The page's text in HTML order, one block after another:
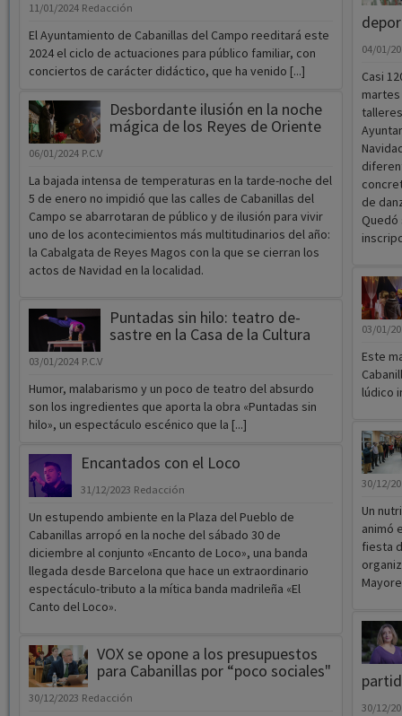
11/01/2024 Redacción
El Ayuntamiento de Cabanillas del Campo reeditará este
2024 el ciclo de actuaciones para público familiar, con
conciertos de carácter didáctico, que ha venido [...]
Desbordante ilusión en la noche
mágica de los Reyes de Oriente
06/01/2024 P.C.V
La bajada intensa de temperaturas en la tarde-noche del
5 de enero no impidió que las calles de Cabanillas del
Campo se abarrotaran de público y de ilusión para vivir
uno de los acontecimientos más multitudinarios del año:
la Cabalgata de Reyes Magos con la que se cierran los
actos de Navidad en la localidad.
Puntadas sin hilo: teatro de-
sastre en la Casa de la Cultura
03/01/2024 P.C.V
Humor, malabarismo y un poco de teatro del absurdo
son los ingredientes que aporta la obra «Puntadas sin
hilo», un espectáculo escénico que la [...]
Encantados con el Loco
31/12/2023 Redacción
Un estupendo ambiente en la Plaza del Pueblo de
Cabanillas arropó en la noche del sábado 30 de
diciembre al conjunto «Encanto de Loco», una banda
llegada desde Barcelona que hace un extraordinario
espectáculo-tributo a la mítica banda madrileña «El
Canto del Loco».
VOX se opone a los presupuestos
para Cabanillas por “poco sociales"
30/12/2023 Redacción
04/01/
Casi
de
03/01/
Este
lúdico
30/12/
Un
animó
fiesta
30/12/